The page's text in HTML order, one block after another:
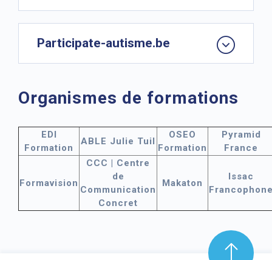
Participate-autisme.be
Organismes de formations
EDI
Formation
ABLE Julie Tuil
OSEO
Formation
Pyramid
France
Formavision
CCC | Centre
de
Communication
Concret
Makaton
Issac